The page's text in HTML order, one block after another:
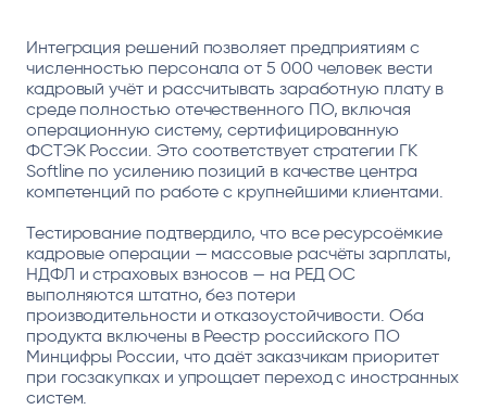
Интеграция решений позволяет предприятиям с
численностью персонала от 5 000 человек вести
кадровый учёт и рассчитывать заработную плату в
среде полностью отечественного ПО, включая
операционную систему, сертифицированную
ФСТЭК России. Это соответствует стратегии ГК
Softline по усилению позиций в качестве центра
компетенций по работе с крупнейшими клиентами.
Тестирование подтвердило, что все ресурсоёмкие
кадровые операции — массовые расчёты зарплаты,
НДФЛ и страховых взносов — на РЕД ОС
выполняются штатно, без потери
производительности и отказоустойчивости. Оба
продукта включены в Реестр российского ПО
Минцифры России, что даёт заказчикам приоритет
при госзакупках и упрощает переход с иностранных
систем.